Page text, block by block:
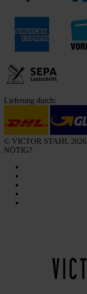
Lieferung durch:
© VICTOR STAHL 2026
NÖTIG?